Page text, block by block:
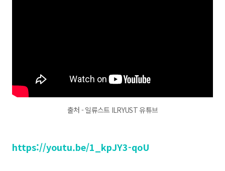
출처 - 일류스트 ILRYUST 유튜브
https://youtu.be/1_kpJY3-qoU